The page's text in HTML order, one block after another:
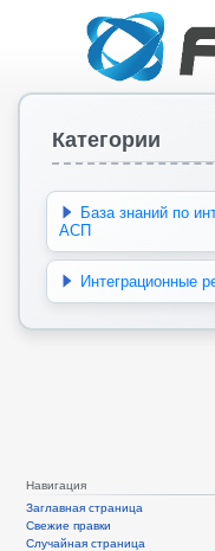
Категории
База знаний по
АСП
Интеграционные
Навигация
Заглавная страница
Свежие правки
Случайная страница